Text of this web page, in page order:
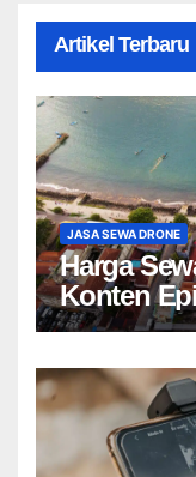
Artikel Terbaru
JASA SEWA DRONE
Harga
Konten
Kantong?